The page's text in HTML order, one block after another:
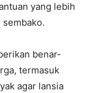
yang lebih
benar-
termasuk
agar lansia